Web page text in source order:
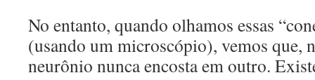
No entanto, quando olhamos essas
(usando um microscópio), vemos que,
neurônio nunca encosta em outro.